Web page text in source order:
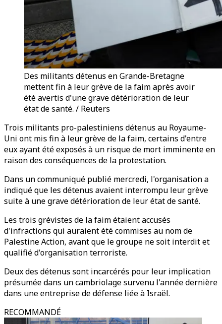
Des militants détenus en Grande-Bretagne
mettent fin à leur grève de la faim après avoir
été avertis d'une grave détérioration de leur
état de santé. / Reuters
Trois militants pro-palestiniens détenus au Royaume-
Uni ont mis fin à leur grève de la faim, certains d'entre
eux ayant été exposés à un risque de mort imminente en
raison des conséquences de la protestation.
Dans un communiqué publié mercredi, l'organisation a
indiqué que les détenus avaient interrompu leur grève
suite à une grave détérioration de leur état de santé.
Les trois grévistes de la faim étaient accusés
d'infractions qui auraient été commises au nom de
Palestine Action, avant que le groupe ne soit interdit et
qualifié d'organisation terroriste.
Deux des détenus sont incarcérés pour leur implication
présumée dans un cambriolage survenu l'année dernière
dans une entreprise de défense liée à Israël.
RECOMMANDÉ